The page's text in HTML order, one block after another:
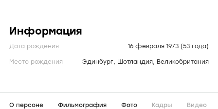
Информация
Дата рождения 16 февраля 1973 (53 года)
Место рождения Эдинбург, Шотландия, Великобритания
О персоне Фильмография Фото Кадры Видео